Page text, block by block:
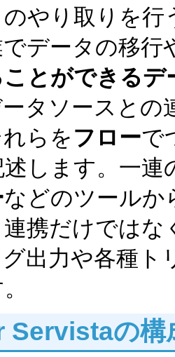
やり取りを
データの移
とができる
タソースとの
らをフローで
します。一連
などのツールか
携だけでは
出力や各種ト
Servistaの構